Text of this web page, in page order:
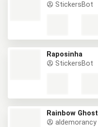
StickersBot
Raposinha
StickersBot
Rainbow Ghost
aldemorancy